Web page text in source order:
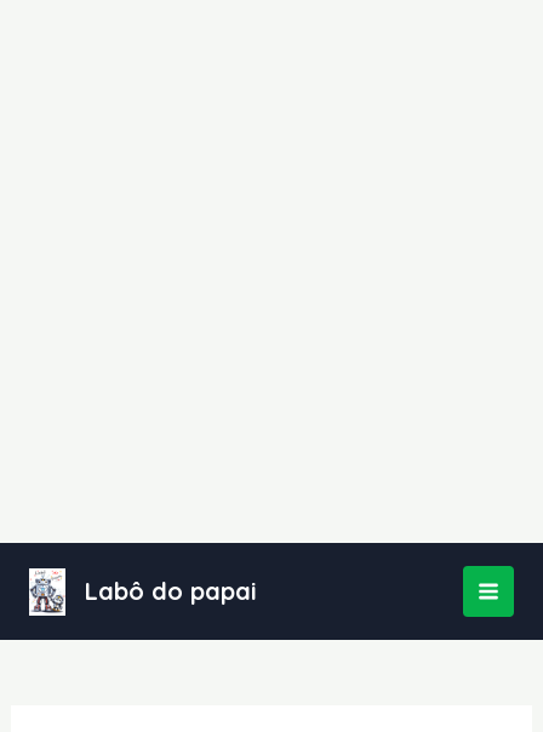
para
conteúdo
Labô do papai